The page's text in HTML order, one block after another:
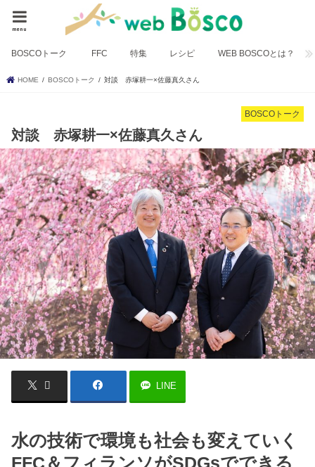
menu
BOSCOトーク FFC 特集 レシピ WEB BOSCOとは？
HOME BOSCOトーク 対談 赤塚耕一×佐藤真久さん
BOSCOトーク
対談 赤塚耕一×佐藤真久さん
LINE
水の技術で環境も社会も変えていく
FFC＆フィランソがSDGsでできる